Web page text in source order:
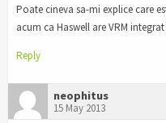
Poate cineva sa-mi explice care
acum ca Haswell are VRM
Reply
neophitus
15 May 2013